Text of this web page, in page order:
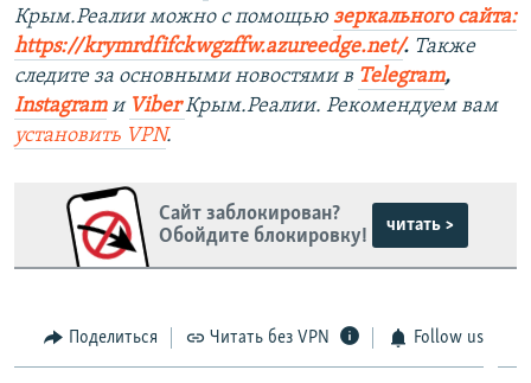
Крым.Реалии можно с помощью зеркального сайта:
https://krymrdfifckwgzffw.azureedge.net/. ​ Также
следите за основными новостями в Telegram,
Instagram и ViberКрым.Реалии. Рекомендуем вам
установить VPN.
Сайт заблокирован?
Обойдите блокировку!
читать >
Поделиться Читать без VPN Follow us